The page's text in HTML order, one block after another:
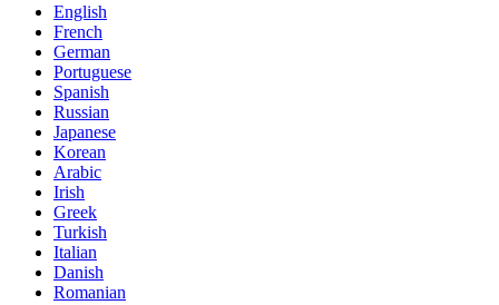
English
French
German
Portuguese
Spanish
Russian
Japanese
Korean
Arabic
Irish
Greek
Turkish
Italian
Danish
Romanian